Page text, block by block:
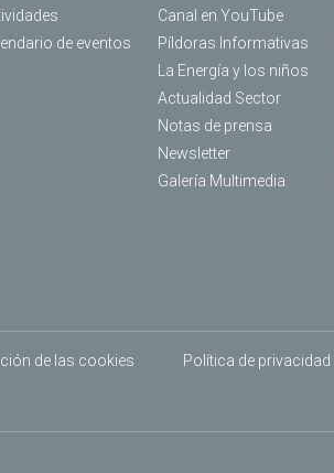
de eventos
Canal en YouTube
Píldoras Informativas
La Energía y los niños
Actualidad Sector
Notas de prensa
Newsletter
Galería Multimedia
de las cookies Política de privacidad